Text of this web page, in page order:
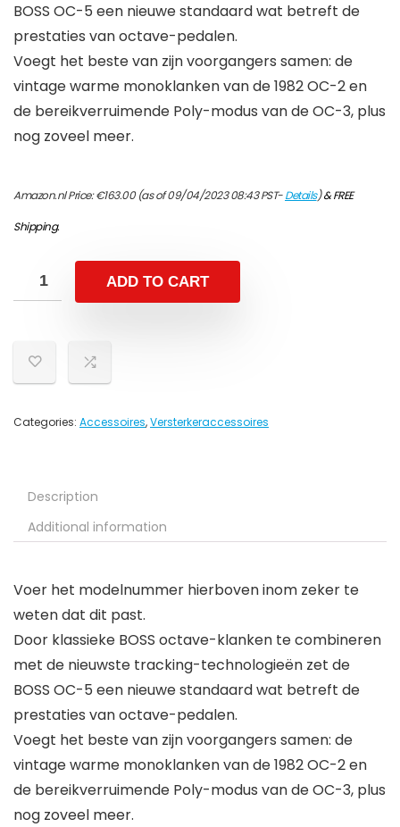
BOSS OC-5 een nieuwe standaard wat betreft de
prestaties van octave-pedalen.
Voegt het beste van zijn voorgangers samen: de
vintage warme monoklanken van de 1982 OC-2 en
de bereikverruimende Poly-modus van de OC-3, plus
nog zoveel meer.
Amazon.nl Price:€163.00(as of 09/04/2023 08:43 PST-Details)&FREE
Shipping.
ADD TO CART
Categories: Accessoires,Versterkeraccessoires
Description
Additional information
Voer het modelnummer hierboven inom zeker te
weten dat dit past.
Door klassieke BOSS octave-klanken te combineren
met de nieuwste tracking-technologieën zet de
BOSS OC-5 een nieuwe standaard wat betreft de
prestaties van octave-pedalen.
Voegt het beste van zijn voorgangers samen: de
vintage warme monoklanken van de 1982 OC-2 en
de bereikverruimende Poly-modus van de OC-3, plus
nog zoveel meer.